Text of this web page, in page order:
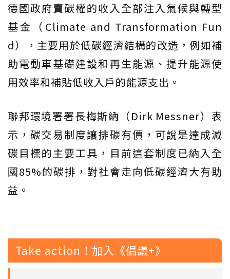
德國政府賣碳權的收入全部注入氣候與轉型
基金（Climate and Transformation Fun
d），主要用於低碳經濟結構的改造，例如補
助電動車基礎建設和再生能源、提升能源使
用效率和補貼低收入戶的能源支出。
聯邦環境署署長梅斯納（Dirk Messner）表
示，碳交易制度讓排碳有價，可說是達成減
碳目標的主要工具，目前這套制度已納入全
國85%的碳排，對社會走向低碳經濟大有助
益。
Take action！加入《倡議+》